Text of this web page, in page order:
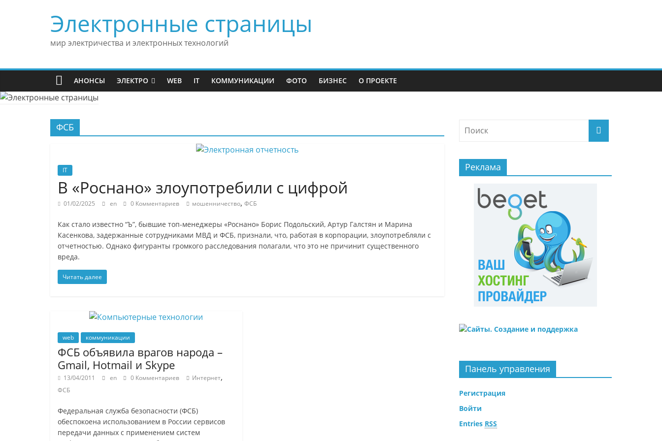
Электронные страницы
мир электричества и электронных технологий
АНОНСЫ ЭЛЕКТРО WEB IT КОММУНИКАЦИИ ФОТО БИЗНЕС О ПРОЕКТЕ
ФСБ
IT
В «Роснано» злоупотребили с цифрой
01/02/2025 en 0 Комментариев мошенничество, ФСБ
Как стало известно “Ъ”, бывшие топ-менеджеры «Роснано» Борис Подольский, Артур Галстян и Марина
Касенкова, задержанные сотрудниками МВД и ФСБ, признали, что, работая в корпорации, злоупотребляли с
отчетностью. Однако фигуранты громкого расследования полагали, что это не причинит существенного
вреда.
Читать далее
web коммуникации
ФСБ объявила врагов народа –
Gmail, Hotmail и Skype
13/04/2011 en 0 Комментариев Интернет,
ФСБ
Федеральная служба безопасности (ФСБ)
обеспокоена использованием в России сервисов
передачи данных с применением систем
Реклама
Панель управления
Регистрация
Войти
Entries RSS